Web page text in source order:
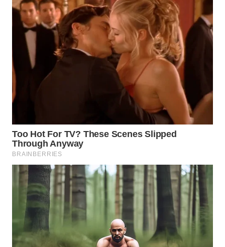
KALBAR
WN
KALTENG
WN
KALTARA
WN
KALTIM
WN
SULSEL
WN
GORONTALO